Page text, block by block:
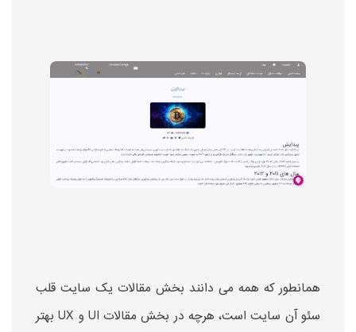
همانطور که همه می دانند بخش مقالات یک سایت قلب
سئو آن سایت است، هرچه در بخش مقالات UI و UX بهتر